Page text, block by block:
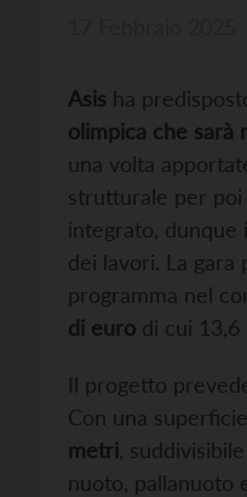
Asis ha
olimpica che sarà
una volta
strutturale per poi
integrato, dunque
dei lavori. La gara
programma nel
di euro di cui 13,6
Il progetto
Con una
metri ,
nuoto, pallanuoto